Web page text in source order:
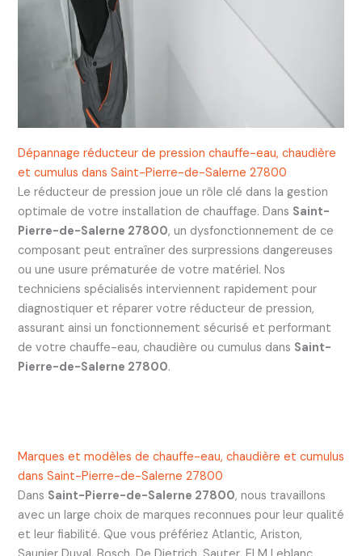
Dépannage réducteur de pression chauffe-eau, chaudière
et cumulus dans Saint-Pierre-de-Salerne 27800
Le réducteur de pression joue un rôle clé dans la gestion
optimale de votre installation de chauffage. Dans Saint-
Pierre-de-Salerne 27800, un dysfonctionnement de ce
composant peut entraîner des surpressions dangereuses
ou une usure prématurée de votre matériel. Nos
techniciens spécialisés interviennent rapidement pour
diagnostiquer et réparer votre réducteur de pression,
assurant ainsi un fonctionnement sécurisé et performant
de votre chauffe-eau, chaudière ou cumulus dans Saint-
Pierre-de-Salerne 27800.
Marques et modèles de chauffe-eau, chaudière et cumulus
dans Saint-Pierre-de-Salerne 27800
Dans Saint-Pierre-de-Salerne 27800, nous travaillons
avec un large choix de marques reconnues pour leur qualité
et leur fiabilité. Que vous préfériez Atlantic, Ariston,